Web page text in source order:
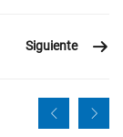
Siguiente